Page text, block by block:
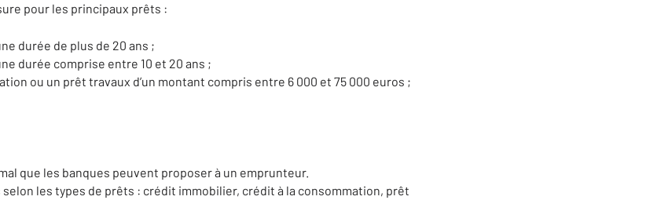
pour les principaux prêts :
durée de plus de 20 ans ;
durée comprise entre 10 et 20 ans ;
ou un prêt travaux d’un montant compris entre 6 000 et 75 000 euros ;
que les banques peuvent proposer à un emprunteur.
les types de prêts : crédit immobilier, crédit à la consommation, prêt